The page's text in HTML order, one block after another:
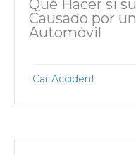
Qué Hacer si
Causado por
Automóvil
Car Accident